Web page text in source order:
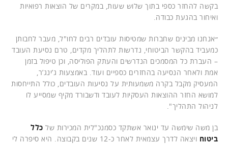
בקשה להחזר כספי בתוך שלוש שעות, במקרים של הוצאות רפואיות
ואיחור בהגעת כבודה.
״אנחנו מבינים שחברות שמטיסות עובדים רבים לחו"ל, מעבר לחבותן
כמעביד בהקשר הביטוחי, נדרשות לתהליך מקדים, טרם נסיעת העובד
– העברת כל המסמכים הנדרשים והעתק הפוליסה, וכן טיפול בזמן
אמת ולאחר הנסיעה בהחזרים כספיים ועוד. באמצעות ג’ינג’ר,
המעסיק מקבל בקרה משמעותית על נסיעות העובדים, כולל התייחסות
למושא החזר ההוצאות העסקיות לעובד ודשבורד מקיף שמסייע לו
לניהול התהליך".
בן משה שימשה עד ינואר אשתקד כסמנכ"לית המכירות של כלל
ביטוח
ויצאה לדרך עצמאית לאחר כ-12 שנים בקבוצה. היא סיפרה לי